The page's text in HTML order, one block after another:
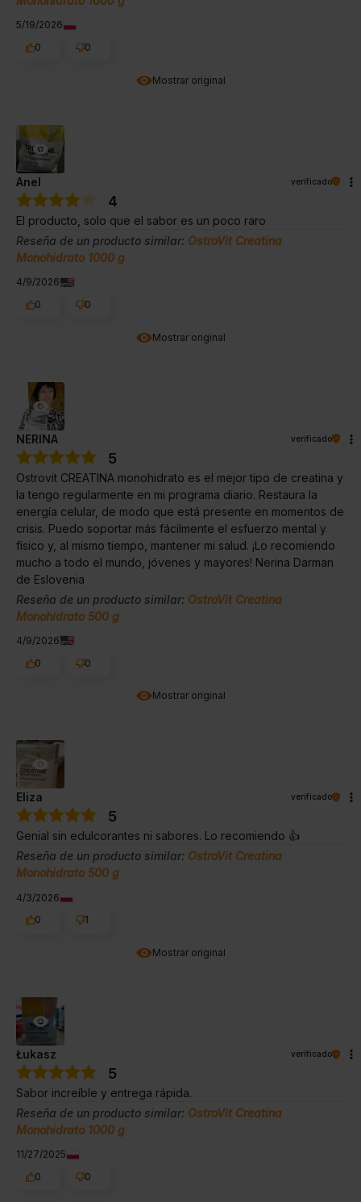
Mostrar original
5/19/2026
0
0
Mostrar original
Anel verificado
4
El producto, solo que el sabor es un poco raro
Reseña de un producto similar: OstroVit Creatina
Monohidrato 1000 g
4/9/2026
0
0
Mostrar original
NERINA verificado
5
Ostrovit CREATINA monohidrato es el mejor tipo de creatina y
la tengo regularmente en mi programa diario. Restaura la
energía celular, de modo que está presente en momentos de
crisis. Puedo soportar más fácilmente el esfuerzo mental y
físico y, al mismo tiempo, mantener mi salud. ¡Lo recomiendo
mucho a todo el mundo, jóvenes y mayores! Nerina Darman
de Eslovenia
Reseña de un producto similar: OstroVit Creatina
Monohidrato 500 g
4/9/2026
0
0
Mostrar original
Eliza verificado
5
Genial sin edulcorantes ni sabores. Lo recomiendo 👍️
Reseña de un producto similar: OstroVit Creatina
Monohidrato 500 g
4/3/2026
0
1
Łukasz verificado
5
Sabor increíble y entrega rápida.
Reseña de un producto similar: OstroVit Creatina
Monohidrato 1000 g
11/27/2025
0
0